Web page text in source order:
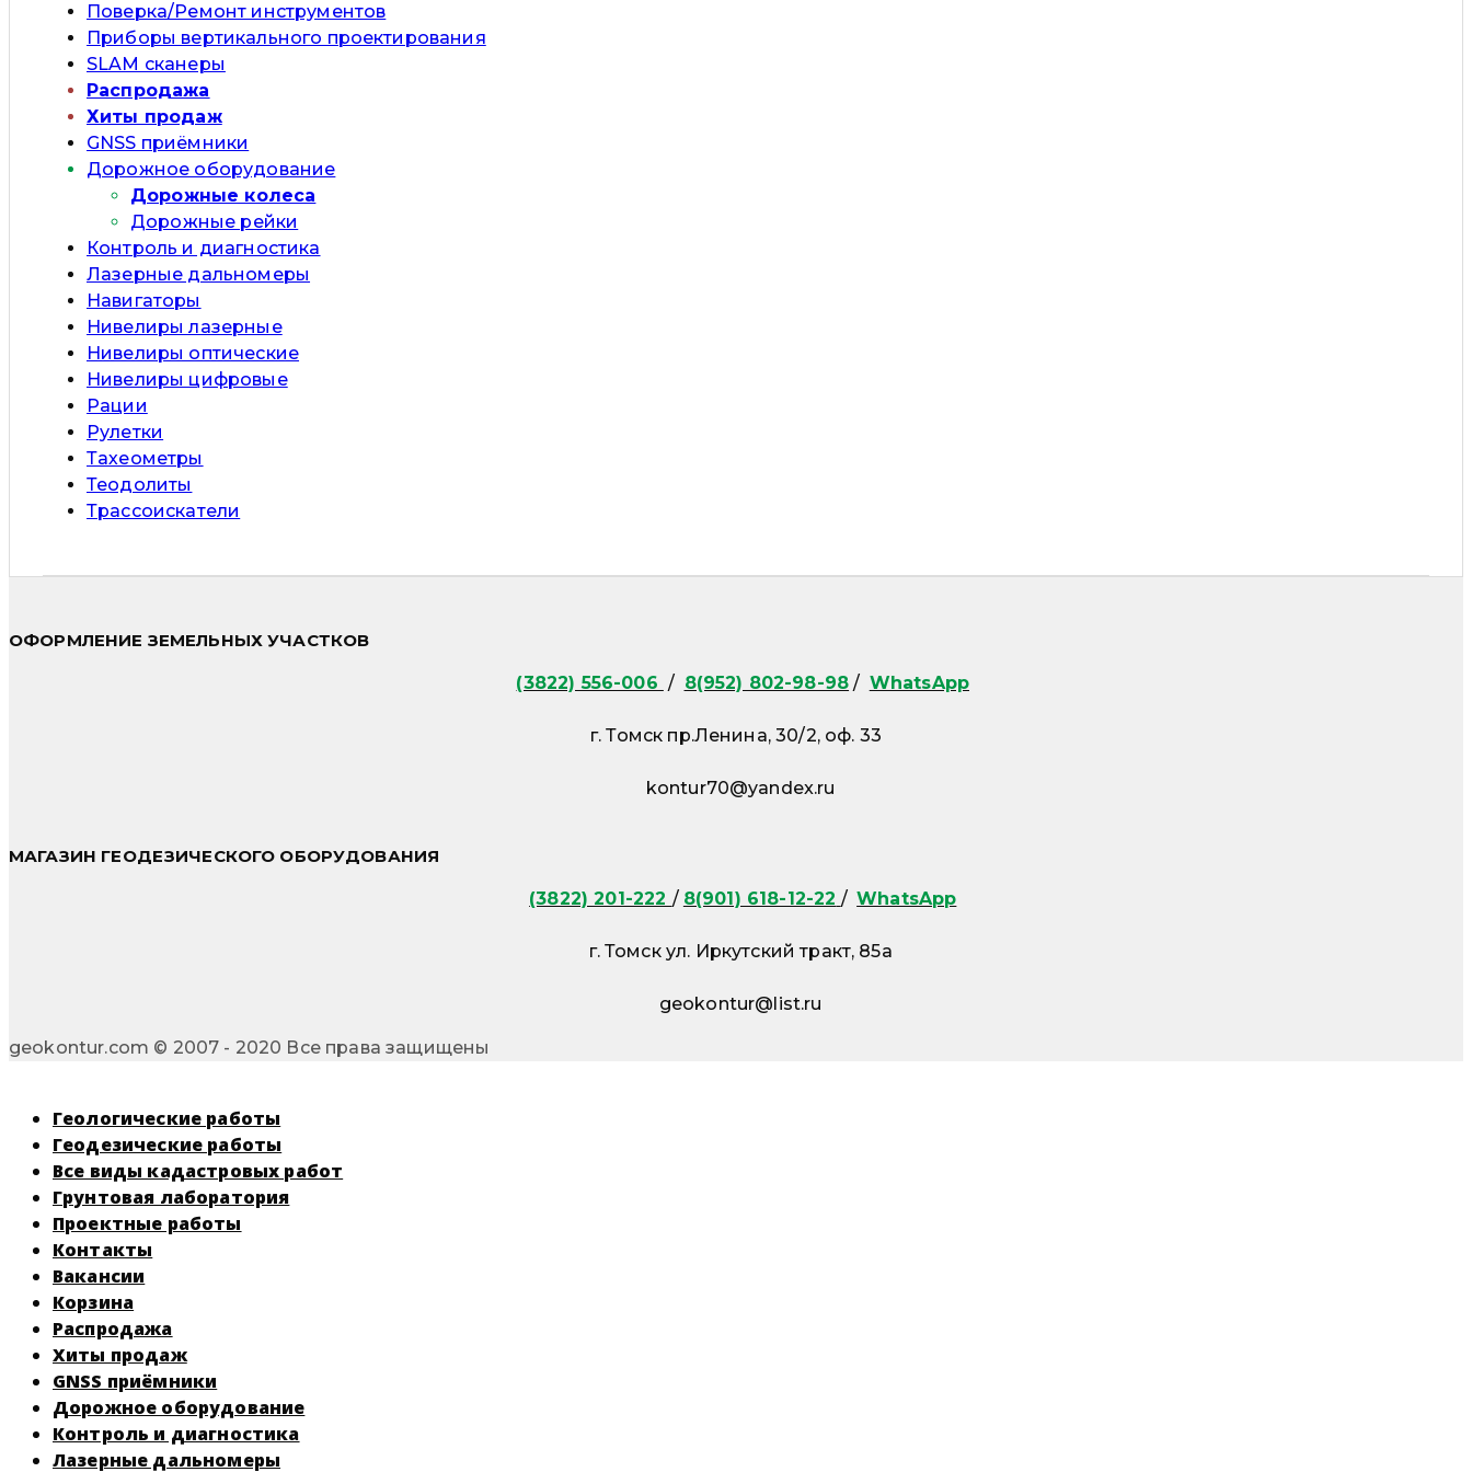
Поверка/Ремонт инструментов
Приборы вертикального проектирования
SLAM сканеры
Распродажа
Хиты продаж
GNSS приёмники
Дорожное оборудование
Дорожные колеса
Дорожные рейки
Контроль и диагностика
Лазерные дальномеры
Навигаторы
Нивелиры лазерные
Нивелиры оптические
Нивелиры цифровые
Рации
Рулетки
Тахеометры
Теодолиты
Трассоискатели
ОФОРМЛЕНИЕ ЗЕМЕЛЬНЫХ УЧАСТКОВ
(3822) 556-006 / 8(952) 802-98-98 / WhatsApp
г. Томск пр.Ленина, 30/2, оф. 33
kontur70@yandex.ru
МАГАЗИН ГЕОДЕЗИЧЕСКОГО ОБОРУДОВАНИЯ
(3822) 201-222 / 8(901) 618-12-22 /WhatsApp
г. Томск ул. Иркутский тракт, 85а
geokontur@list.ru
geokontur.com © 2007 - 2020 Все права защищены
Геологические работы
Геодезические работы
Все виды кадастровых работ
Грунтовая лаборатория
Проектные работы
Контакты
Вакансии
Корзина
Распродажа
Хиты продаж
GNSS приёмники
Дорожное оборудование
Контроль и диагностика
Лазерные дальномеры